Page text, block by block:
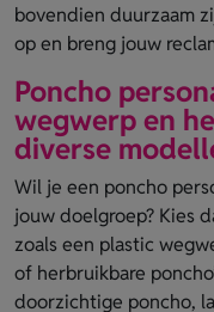
bovendien duurzaam
op en breng jouw
Poncho
wegwerp en
diverse
Wil je een poncho
jouw doelgroep? Kies
zoals een plastic
of herbruikbare
doorzichtige poncho,